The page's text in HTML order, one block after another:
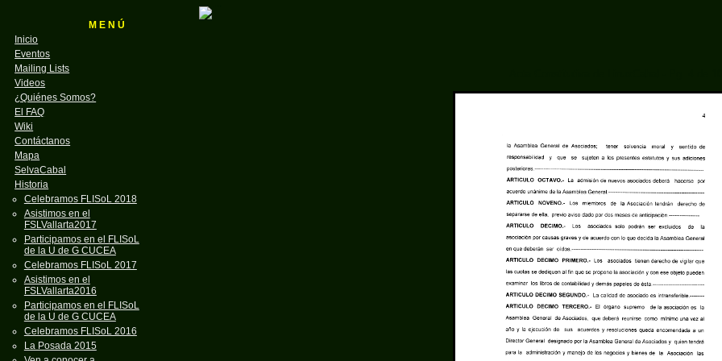
M E N Ú
Inicio
Eventos
Mailing Lists
Videos
¿Quiénes Somos?
El FAQ
Wiki
Contáctanos
Mapa
SelvaCabal
Historia
Celebramos FLISoL 2018
Asistimos en el
FSLVallarta2017
Participamos en el FLISoL
de la U de G CUCEA
Celebramos FLISoL 2017
Asistimos en el
FSLVallarta2016
Participamos en el FLISoL
de la U de G CUCEA
Celebramos FLISoL 2016
La Posada 2015